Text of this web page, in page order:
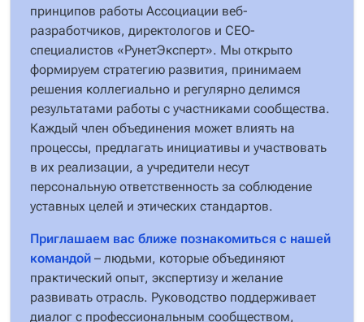
принципов работы Ассоциации веб-
разработчиков, директологов и СЕО-
специалистов «РунетЭксперт». Мы открыто
формируем стратегию развития, принимаем
решения коллегиально и регулярно делимся
результатами работы с участниками сообщества.
Каждый член объединения может влиять на
процессы, предлагать инициативы и участвовать
в их реализации, а учредители несут
персональную ответственность за соблюдение
уставных целей и этических стандартов.
Приглашаем вас ближе познакомиться с нашей
командой – людьми, которые объединяют
практический опыт, экспертизу и желание
развивать отрасль. Руководство поддерживает
диалог с профессиональным сообществом,
Архив методик
Критерии
Подать заявку
Апелляция
Кодекс этики
Контакты